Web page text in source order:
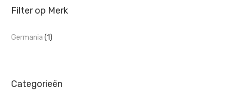
Filter op Merk
Germania (1)
Categorieën